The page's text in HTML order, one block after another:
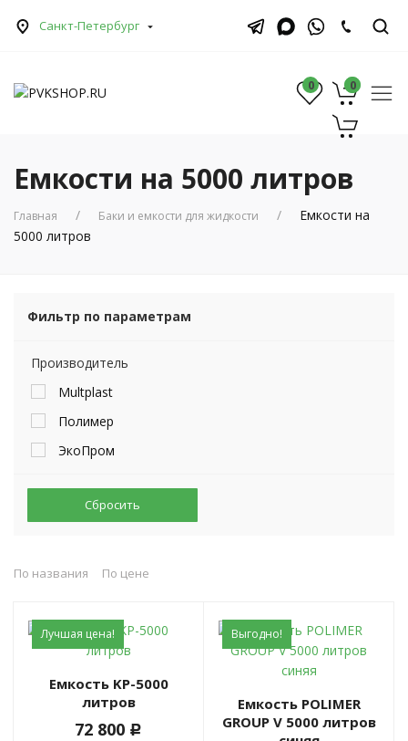
Санкт-Петербург
0 0
0
Емкости на 5000 литров
Главная Баки и емкости для жидкости
Емкости на
5000 литров
Фильтр по параметрам
Производитель
Multplast
Полимер
ЭкоПром
Сбросить
По названия По цене
Лучшая цена!
Емкость KP-5000
литров
72 800 c
Выгодно!
Емкость POLIMER
GROUP V 5000 литров